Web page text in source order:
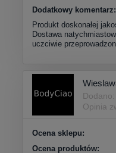
Dodatkowy komentarz:
Produkt doskonałej
Dostawa
uczciwie
Opinia
Ocena sklepu:
Ocena produktów: